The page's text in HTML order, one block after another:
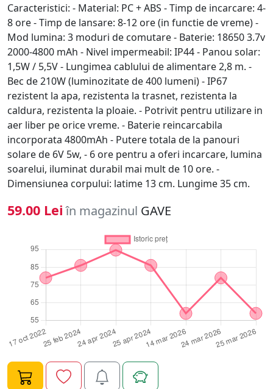
Caracteristici: - Material: PC + ABS - Timp de incarcare: 4-
8 ore - Timp de lansare: 8-12 ore (in functie de vreme) -
Mod lumina: 3 moduri de comutare - Baterie: 18650 3.7v
2000-4800 mAh - Nivel impermeabil: IP44 - Panou solar:
1,5W / 5,5V - Lungimea cablului de alimentare 2,8 m. -
Bec de 210W (luminozitate de 400 lumeni) - IP67
rezistent la apa, rezistenta la trasnet, rezistenta la
caldura, rezistenta la ploaie. - Potrivit pentru utilizare in
aer liber pe orice vreme. - Baterie reincarcabila
incorporata 4800mAh - Putere totala de la panouri
solare de 6V 5w, - 6 ore pentru a oferi incarcare, lumina
soarelui, iluminat durabil mai mult de 10 ore. -
Dimensiunea corpului: latime 13 cm. Lungime 35 cm.
59.00 Lei în magazinul GAVE